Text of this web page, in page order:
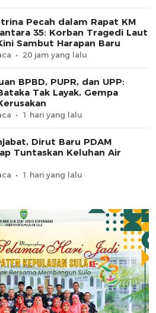
Pecah dalam Rapat KM
35: Korban Tragedi Laut
Sambut Harapan Baru
20 jam yang lalu
BPBD, PUPR, dan UPP:
Tak Layak, Gempa
1 hari yang lalu
Dirut Baru PDAM
Tuntaskan Keluhan Air
1 hari yang lalu